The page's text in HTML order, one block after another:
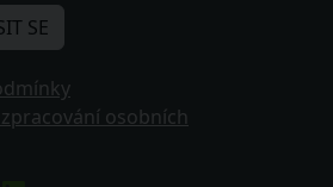
SE
osobních